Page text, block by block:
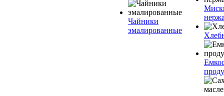
Чайники
эмалированные